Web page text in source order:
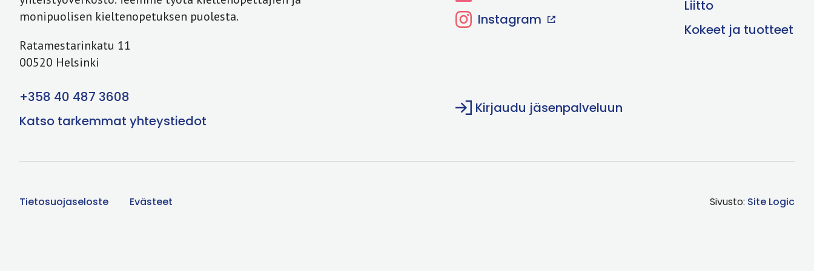
monipuolisen kieltenopetuksen puolesta.
Ratamestarinkatu 11
00520 Helsinki
+358 40 487 3608
Katso tarkemmat yhteystiedot
Instagram
Liitto
Kokeet ja tuotteet
Kirjaudu jäsenpalveluun
Tietosuojaseloste Evästeet Sivusto: Site Logic